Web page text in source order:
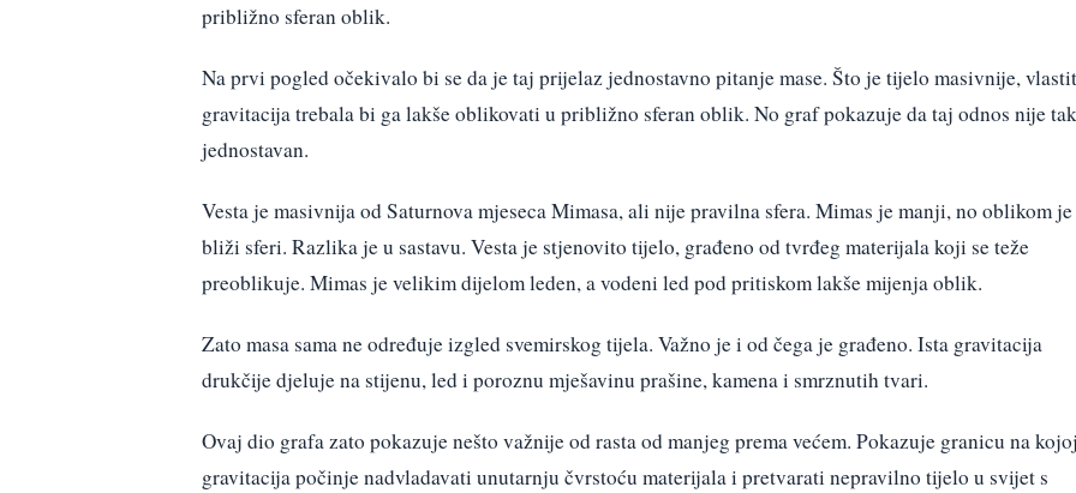
približno sferan oblik.
Na prvi pogled očekivalo bi se da je taj prijelaz jednostavno pitanje mase. Što je tijelo masivnije,
gravitacija trebala bi ga lakše oblikovati u približno sferan oblik. No graf pokazuje da taj odnos nije
jednostavan.
Vesta je masivnija od Saturnova mjeseca Mimasa, ali nije pravilna sfera. Mimas je manji, no oblikom je
bliži sferi. Razlika je u sastavu. Vesta je stjenovito tijelo, građeno od tvrđeg materijala koji se teže
preoblikuje. Mimas je velikim dijelom leden, a vodeni led pod pritiskom lakše mijenja oblik.
Zato masa sama ne određuje izgled svemirskog tijela. Važno je i od čega je građeno. Ista gravitacija
drukčije djeluje na stijenu, led i poroznu mješavinu prašine, kamena i smrznutih tvari.
Ovaj dio grafa zato pokazuje nešto važnije od rasta od manjeg prema većem. Pokazuje granicu na
gravitacija počinje nadvladavati unutarnju čvrstoću materijala i pretvarati nepravilno tijelo u svijet s